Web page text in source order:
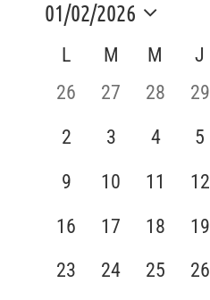
01/02/2026
une
date.
Calendrier
de
Évènements
L M M J
0
26
0
27
0
28
0
29
0
2
0
3
0
4
0
5
0
9
0
10
0
11
0
12
0
16
0
17
0
18
0
19
0
23
0
24
0
25
0
26